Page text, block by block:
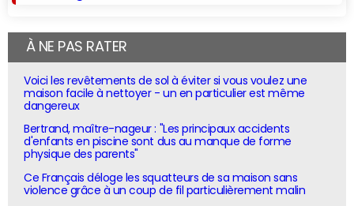
À NE PAS RATER
Voici les revêtements de sol à éviter si vous voulez une
maison facile à nettoyer - un en particulier est même
dangereux
Bertrand, maître-nageur : "Les principaux accidents
d'enfants en piscine sont dus au manque de forme
physique des parents"
Ce Français déloge les squatteurs de sa maison sans
violence grâce à un coup de fil particulièrement malin